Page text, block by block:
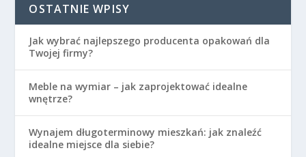
OSTATNIE WPISY
Jak wybrać najlepszego producenta opakowań dla
Twojej firmy?
Meble na wymiar – jak zaprojektować idealne
wnętrze?
Wynajem długoterminowy mieszkań: jak znaleźć
idealne miejsce dla siebie?